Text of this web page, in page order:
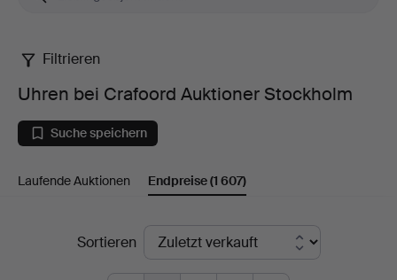
Uhren
bei
Crafoord
Auktioner
Stockholm
Filtrieren
Uhren bei Crafoord Auktioner Stockholm
Suche speichern
Laufende Auktionen Endpreise(1 607)
EndpreiseSortieren